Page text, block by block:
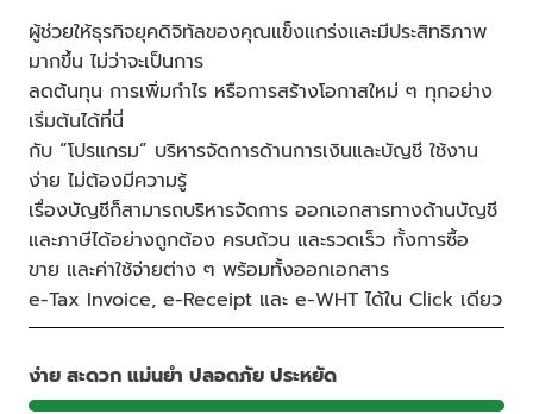
ผู้ช่วยให้ธุรกิจยุคดิจิทัลของคุณแข็งแกร่งและมีประสิทธิภาพ
มากขึ้น ไม่ว่าจะเป็นการ
ลดต้นทุน การเพิ่มกำไร หรือการสร้างโอกาสใหม่ ๆ ทุกอย่าง
เริ่มต้นได้ที่นี่
กับ “โปรแกรม” บริหารจัดการด้านการเงินและบัญชี ใช้งาน
ง่าย ไม่ต้องมีความรู้
เรื่องบัญชีก็สามารถบริหารจัดการ ออกเอกสารทางด้านบัญชี
และภาษีได้อย่างถูกต้อง ครบถ้วน และรวดเร็ว ทั้งการซื้อ
ขาย และค่าใช้จ่ายต่าง ๆ พร้อมทั้งออกเอกสาร
e-Tax Invoice, e-Receipt และ e-WHT ได้ใน Click เดียว
ง่าย สะดวก แม่นยำ ปลอดภัย ประหยัด